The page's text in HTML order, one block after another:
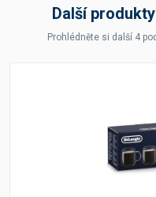
Další
Prohlédněte si další 4